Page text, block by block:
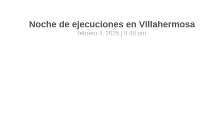
Noche de ejecuciones en Villahermosa
febrero 4, 2025 8:48 pm